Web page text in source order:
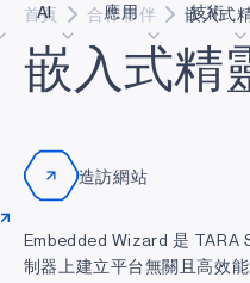
AI 應用
智慧家庭和建築
技術
首頁 合作夥伴 嵌入式
嵌 入式精
造訪網站
Embedded Wizard 是 TARA
制器上建立平台無關且高效
Video title